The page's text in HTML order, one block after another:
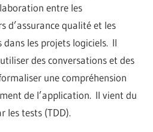
entre les
d’assurance qualité et les
les projets logiciels. Il
des conversations et des
une compréhension
de l’application. Il vient du
les tests (TDD).